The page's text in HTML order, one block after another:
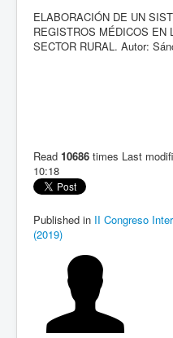
ELABORACIÓN DE UN
REGISTROS MÉDICOS EN
SECTOR RURAL. Autor:
Read 10686 times Last
10:18
Published in II Congreso
(2019)